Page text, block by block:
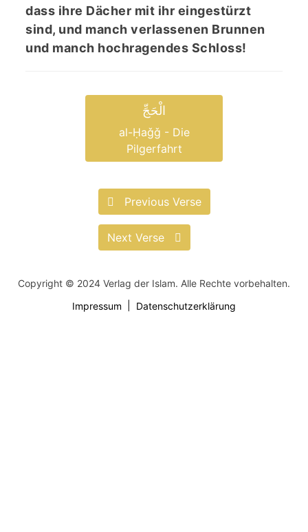
dass ihre Dächer mit ihr eingestürzt
sind, und manch verlassenen Brunnen
und manch hochragendes Schloss!
الْحَجِّ
al-Ḥaǧǧ - Die
Pilgerfahrt
Previous Verse
Next Verse
Copyright © 2024 Verlag der Islam. Alle Rechte vorbehalten.
Impressum
Datenschutzerklärung